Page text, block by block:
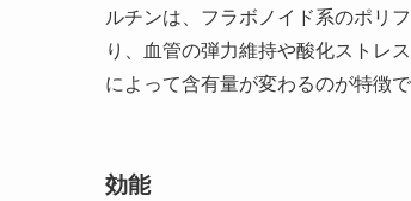
ルチンは、フラボノイド系のポリ
り、血管の弾力維持や酸化ストレ
によって含有量が変わるのが特徴で
効能